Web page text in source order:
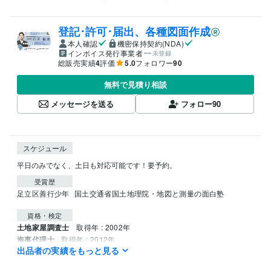
登記･許可･届出、各種図面作成
本人確認
機密保持契約(NDA)
インボイス発行事業者
未登録
総販売実績4評価 5.0フォロワー90
無料で見積り相談
メッセージを送る
フォロー90
スケジュール
平日のみでなく、土日も対応可能です！要予約。
受賞歴
足立区善行少年 国土交通省国土地理院・地図と測量の面白塾
資格・検定
土地家屋調査士 取得年 : 2002年
海事代理士 取得年 : 2012年
宅地建物取引士 取得年 : 1995年
出品者の実績をもっと見る